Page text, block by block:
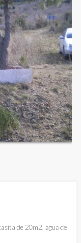
de 20m2, agua de